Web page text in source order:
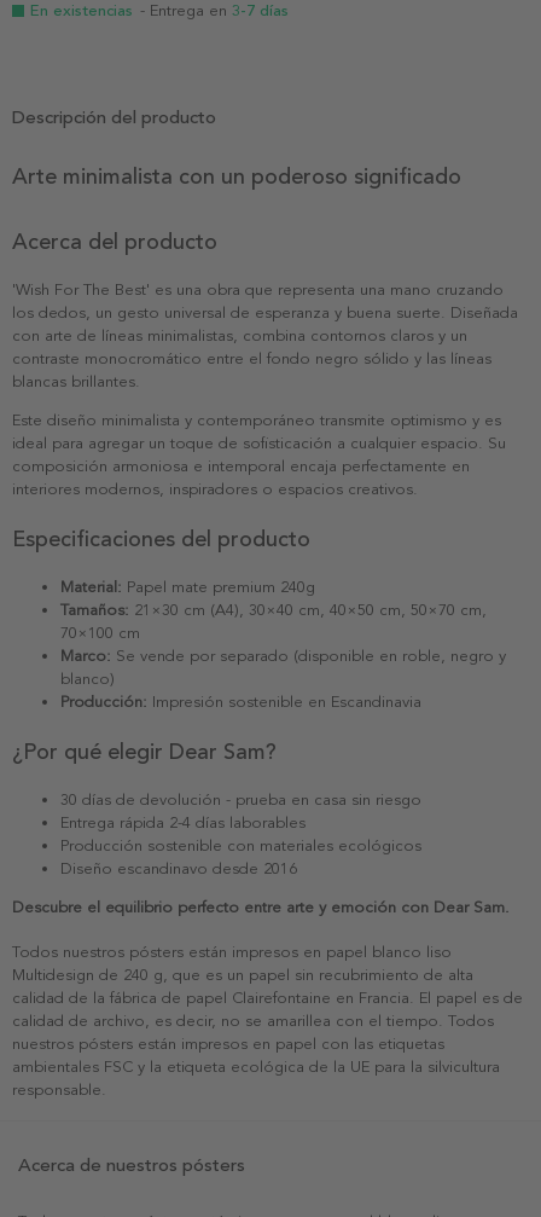
En existencias - Entrega en 3-7 días
Descripción del producto
Arte minimalista con un poderoso significado
Acerca del producto
'Wish For The Best' es una obra que representa una mano cruzando
los dedos, un gesto universal de esperanza y buena suerte. Diseñada
con arte de líneas minimalistas, combina contornos claros y un
contraste monocromático entre el fondo negro sólido y las líneas
blancas brillantes.
Este diseño minimalista y contemporáneo transmite optimismo y es
ideal para agregar un toque de sofisticación a cualquier espacio. Su
composición armoniosa e intemporal encaja perfectamente en
interiores modernos, inspiradores o espacios creativos.
Especificaciones del producto
Material: Papel mate premium 240g
Tamaños: 21×30 cm (A4), 30×40 cm, 40×50 cm, 50×70 cm,
70×100 cm
Marco: Se vende por separado (disponible en roble, negro y
blanco)
Producción: Impresión sostenible en Escandinavia
¿Por qué elegir Dear Sam?
30 días de devolución - prueba en casa sin riesgo
Entrega rápida 2-4 días laborables
Producción sostenible con materiales ecológicos
Diseño escandinavo desde 2016
Descubre el equilibrio perfecto entre arte y emoción con Dear Sam.
Todos nuestros pósters están impresos en papel blanco liso
Multidesign de 240 g, que es un papel sin recubrimiento de alta
calidad de la fábrica de papel Clairefontaine en Francia. El papel es de
calidad de archivo, es decir, no se amarillea con el tiempo. Todos
nuestros pósters están impresos en papel con las etiquetas
ambientales FSC y la etiqueta ecológica de la UE para la silvicultura
responsable.
Acerca de nuestros pósters